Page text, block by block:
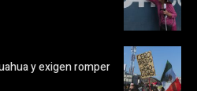
y exigen romper